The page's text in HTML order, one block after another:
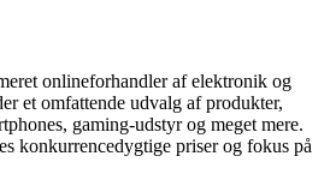
onlineforhandler af elektronik og
et omfattende udvalg af produkter,
gaming-udstyr og meget mere.
konkurrencedygtige priser og fokus på